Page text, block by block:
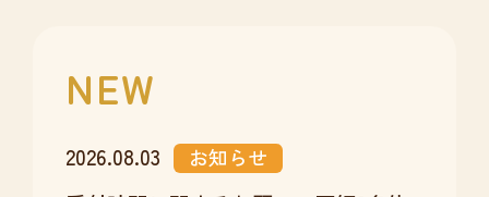
NEW
2026.08.03 お知らせ